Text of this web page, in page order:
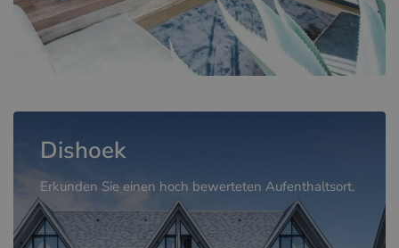
Dishoek
Erkunden Sie einen hoch bewerteten Aufenthaltsort.